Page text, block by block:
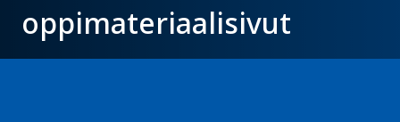
oppimateriaalisivut